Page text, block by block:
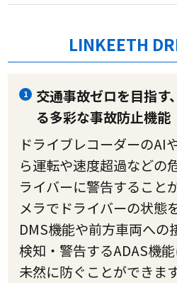
LINKEETH
1
交通事故ゼロを目指す
る多彩な事故防止機能
ドライブレコーダーのAI
ら運転や速度超過などの
ライバーに警告すること
メラでドライバーの状態
DMS機能や前方車両への
検知・警告するADAS機
未然に防ぐことができます